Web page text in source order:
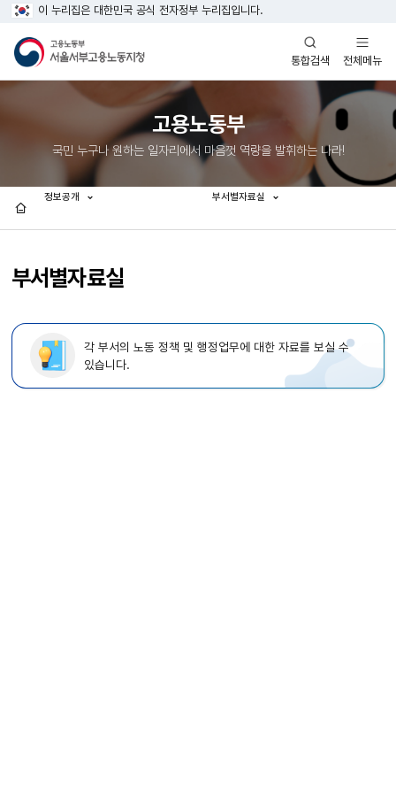
이 누리집은 대한민국 공식 전자정부 누리집입니다.
통합검색
열기
전체메뉴
열기
고용노동부
국민 누구나 원하는 일자리에서 마음껏 역량을 발휘하는 나라!
부서별자료실
정보공개 부서별자료실
각 부서의 노동 정책 및 행정업무에 대한 자료를 보실 수
있습니다.